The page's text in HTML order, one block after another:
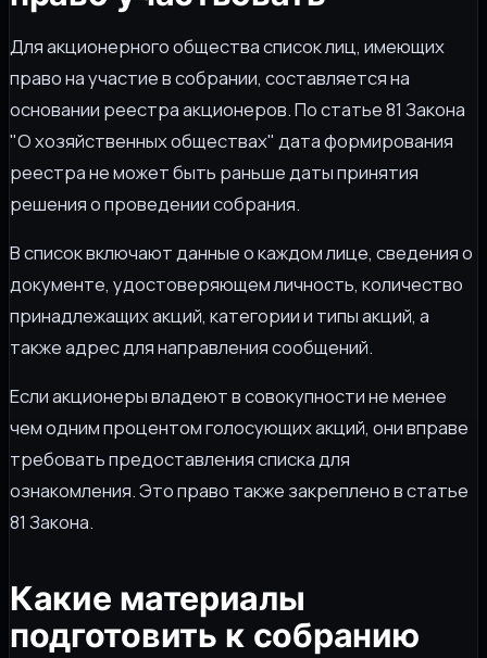
Для акционерного общества список лиц, имеющих
право на участие в собрании, составляется на
основании реестра акционеров. По статье 81 Закона
"О хозяйственных обществах" дата формирования
реестра не может быть раньше даты принятия
решения о проведении собрания.
В список включают данные о каждом лице, сведения о
документе, удостоверяющем личность, количество
принадлежащих акций, категории и типы акций, а
также адрес для направления сообщений.
Если акционеры владеют в совокупности не менее
чем одним процентом голосующих акций, они вправе
требовать предоставления списка для
ознакомления. Это право также закреплено в статье
81 Закона.
Какие материалы
подготовить к собранию